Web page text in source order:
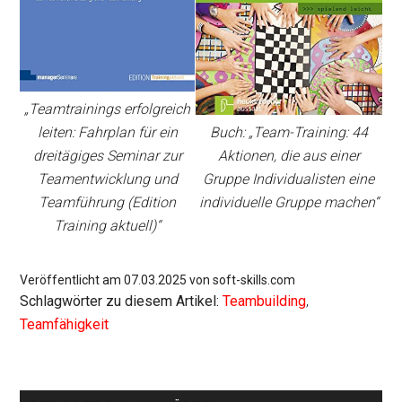
„Teamtrainings erfolgreich
leiten: Fahrplan für ein
dreitägiges Seminar zur
Teamentwicklung und
Teamführung (Edition
Training aktuell)“
Buch: „Team-Training: 44
Aktionen, die aus einer
Gruppe Individualisten eine
individuelle Gruppe machen“
Veröffentlicht am 07.03.2025 von soft-skills.com
Schlagwörter zu diesem Artikel:Teambuilding,
Teamfähigkeit